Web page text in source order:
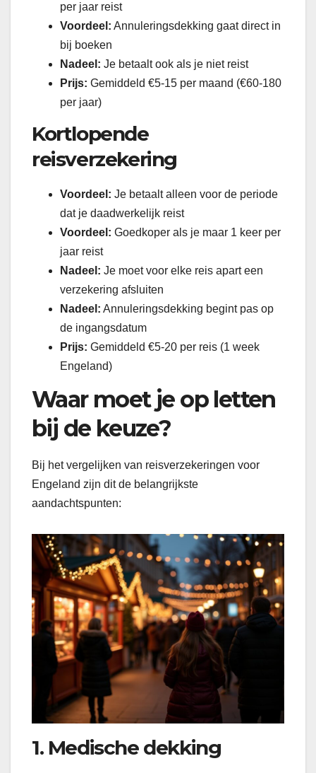
per jaar reist
Voordeel: Annuleringsdekking gaat direct in
bij boeken
Nadeel: Je betaalt ook als je niet reist
Prijs: Gemiddeld €5-15 per maand (€60-180
per jaar)
Kortlopende
reisverzekering
Voordeel: Je betaalt alleen voor de periode
dat je daadwerkelijk reist
Voordeel: Goedkoper als je maar 1 keer per
jaar reist
Nadeel: Je moet voor elke reis apart een
verzekering afsluiten
Nadeel: Annuleringsdekking begint pas op
de ingangsdatum
Prijs: Gemiddeld €5-20 per reis (1 week
Engeland)
Waar moet je op letten
bij de keuze?
Bij het vergelijken van reisverzekeringen voor
Engeland zijn dit de belangrijkste
aandachtspunten:
1. Medische dekking